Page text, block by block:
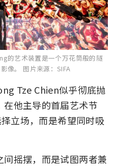
的艺术装置是一个万花筒般的隧
像。 图片来源：SIFA
Tze Chien似乎彻底抛
他主导的首届艺术节
立场，而是希望同时吸
摇摆，而是试图两者兼